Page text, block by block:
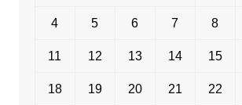
4 5 6 7 8
11 12 13 14 15
18 19 20 21 22